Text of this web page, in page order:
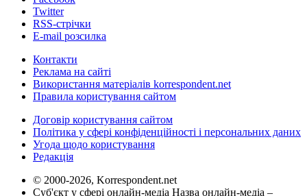
Twitter
RSS-стрічки
E-mail розсилка
Контакти
Реклама на сайті
Використання матеріалів korrespondent.net
Правила користування сайтом
Договір користування сайтом
Політика у сфері конфіденційності і персональних даних
Угода щодо користування
Редакція
© 2000-2026, Korrespondent.net
Суб'єкт у сфері онлайн-медіа Назва онлайн-медіа –